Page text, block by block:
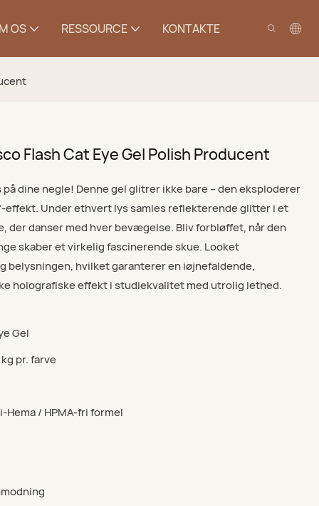
OS RESSOURCE KONTAKTE
Flash Cat Eye Gel Polish Producent
dine negle! Denne gel glitrer ikke bare – den eksploderer
effekt. Under ethvert lys samles reflekterende glitter i et
der danser med hver bevægelse. Bliv forbløffet, når den
skaber et virkelig fascinerende skue. Looket
belysningen, hvilket garanterer en iøjnefaldende,
holografiske effekt i studiekvalitet med utrolig lethed.
Gel
pr. farve
Hema / HPMA-fri formel